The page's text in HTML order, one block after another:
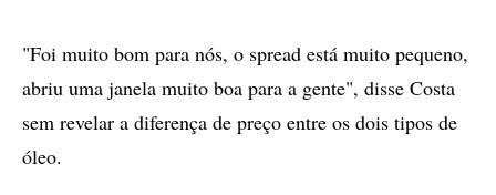
"Foi muito bom para nós, o spread está muito pequeno,
abriu uma janela muito boa para a gente", disse Costa
sem revelar a diferença de preço entre os dois tipos de
óleo.